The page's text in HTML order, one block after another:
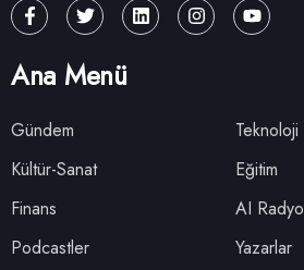
Ana Menü
Gündem
Teknoloji
Kültür-Sanat
Eğitim
Finans
AI Radyo
Podcastler
Yazarlar